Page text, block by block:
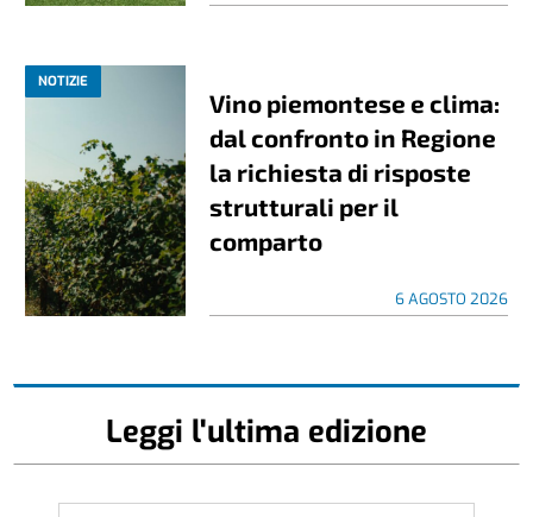
NOTIZIE
Vino piemontese e clima:
dal confronto in Regione
la richiesta di risposte
strutturali per il
comparto
6 AGOSTO 2026
Leggi l'ultima edizione